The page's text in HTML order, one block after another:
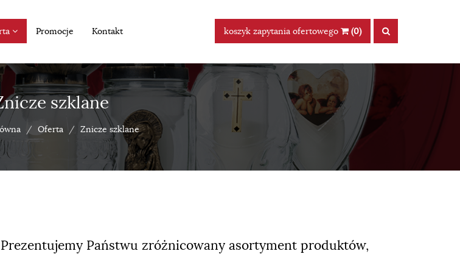
Promocje Kontakt koszyk zapytania ofertowego (0)
szklane
Oferta Znicze szklane
Państwu zróżnicowany asortyment produktów,